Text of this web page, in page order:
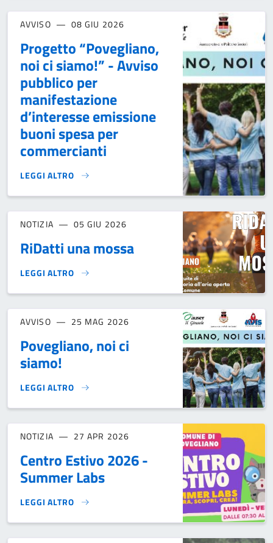
AVVISO 08 GIU 2026
Progetto “Povegliano,
noi ci siamo!” - Avviso
pubblico per
manifestazione
d’interesse emissione
buoni spesa per
commercianti
LEGGI ALTRO
PROGETTO “POVEGLIANO, NOI CI SIAMO!” - AVVISO
NOTIZIA 05 GIU 2026
RiDatti una mossa
LEGGI ALTRO
RIDATTI UNA MOSSA }
AVVISO 25 MAG 2026
Povegliano, noi ci
siamo!
LEGGI ALTRO
POVEGLIANO, NOI CI SIAMO!}
NOTIZIA 27 APR 2026
Centro Estivo 2026 -
Summer Labs
LEGGI ALTRO
CENTRO ESTIVO 2026 - SUMMER LABS}